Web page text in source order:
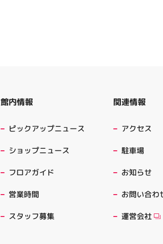
館内情報
ピックアップニュース
ショップニュース
フロアガイド
営業時間
スタッフ募集
関連情報
アクセス
駐車場
お知らせ
お問い合わ
運営会社